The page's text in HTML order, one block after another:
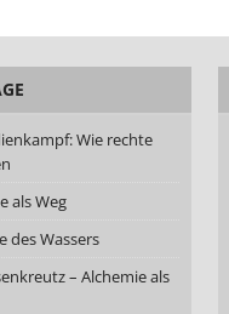
Wie rechte
als Weg
des Wassers
– Alchemie als